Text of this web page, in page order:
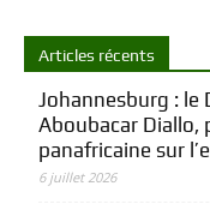
Articles récents
Johannesburg : le
Aboubacar Diallo,
panafricaine sur
6 juillet 2026